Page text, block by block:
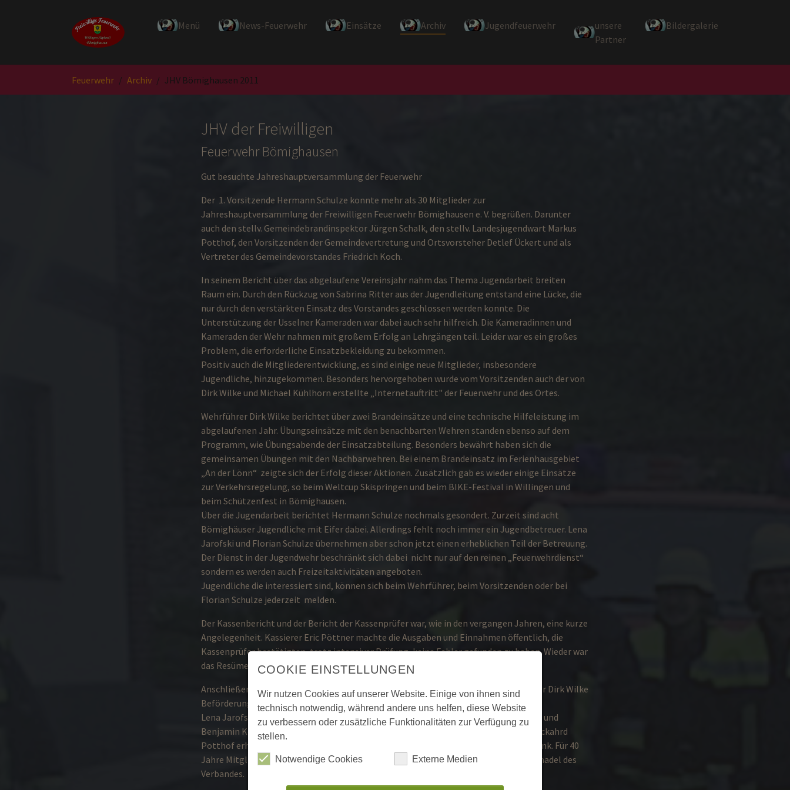
Menü
News-Feuerwehr Einsätze Archiv Jugendfeuerwehr
unsere
Partner
Bildergalerie
Feuerwehr Archiv JHV Bömighausen 2011
JHV der Freiwilligen
Feuerwehr Bömighausen
Gut besuchte Jahreshauptversammlung der Feuerwehr
Der 1. Vorsitzende Hermann Schulze konnte mehr als 30 Mitglieder zur
Jahreshauptversammlung der Freiwilligen Feuerwehr Bömighausen e. V. begrüßen. Darunter
auch den stellv. Gemeindebrandinspektor Jürgen Schalk, den stellv. Landesjugendwart Markus
Potthof, den Vorsitzenden der Gemeindevertretung und Ortsvorsteher Detlef Ückert und als
Vertreter des Gemeindevorstandes Friedrich Koch.
In seinem Bericht über das abgelaufene Vereinsjahr nahm das Thema Jugendarbeit breiten
Raum ein. Durch den Rückzug von Sabrina Ritter aus der Jugendleitung entstand eine Lücke, die
nur durch den verstärkten Einsatz des Vorstandes geschlossen werden konnte. Die
Unterstützung der Usselner Kameraden war dabei auch sehr hilfreich. Die Kameradinnen und
Kameraden der Wehr nahmen mit großem Erfolg an Lehrgängen teil. Leider war es ein großes
Problem, die erforderliche Einsatzbekleidung zu bekommen.
Positiv auch die Mitgliederentwicklung, es sind einige neue Mitglieder, insbesondere
Jugendliche, hinzugekommen. Besonders hervorgehoben wurde vom Vorsitzenden auch der von
Dirk Wilke und Michael Kühlhorn erstellte „Internetauftritt" der Feuerwehr und des Ortes.
Wehrführer Dirk Wilke berichtet über zwei Brandeinsätze und eine technische Hilfeleistung im
abgelaufenen Jahr. Übungseinsätze mit den benachbarten Wehren standen ebenso auf dem
Programm, wie Übungsabende der Einsatzabteilung. Besonders bewährt haben sich die
gemeinsamen Übungen mit den Nachbarwehren. Bei einem Brandeinsatz im Ferienhausgebiet
„An der Lönn“ zeigte sich der Erfolg dieser Aktionen. Zusätzlich gab es wieder einige Einsätze
zur Verkehrsregelung, so beim Weltcup Skispringen und beim BIKE-Festival in Willingen und
beim Schützenfest in Bömighausen.
Über die Jugendarbeit berichtet Hermann Schulze nochmals gesondert. Zurzeit sind acht
Bömighäuser Jugendliche mit Eifer dabei. Allerdings fehlt noch immer ein Jugendbetreuer. Lena
Jarofski und Florian Schulze übernehmen aber schon jetzt einen erheblichen Teil der Betreuung.
Der Dienst in der Jugendwehr beschränkt sich dabei nicht nur auf den reinen „Feuerwehrdienst“
sondern es werden auch Freizeitaktivitäten angeboten.
Jugendliche die interessiert sind, können sich beim Wehrführer, beim Vorsitzenden oder bei
Florian Schulze jederzeit melden.
Der Kassenbericht und der Bericht der Kassenprüfer war, wie in den vergangen Jahren, eine kurze
Angelegenheit. Kassierer Eric Pöttner machte die Ausgaben und Einnahmen öffentlich, die
Kassenprüfer bestätigten, trotz intensiver Prüfung, keine Fehler gefunden zu haben. Wieder war
das Resümee: „Die Kasse stimmt auf den Cent!“
Anschließend konnten stellv. Gemeindebrandinspektor Jürgen Schalk und Wehrführer Dirk Wilke
Beförderungen aussprechen, die nach Absolvierung von Lehrgängen möglich wurden.
Lena Jarofski und Silvia Pöttner wurden zur Feuerwehrfrau befördert. Florian Schulze und
Benjamin Koch zum Feuerwehrmann, Michael Kühlhorn zum Oberfeuerwehrmann. Eckahrd
Potthof erhielt für seine langjährige Tätigkeit im Vorstand ein Anerkennungsgeschenk. Für 40
Jahre Mitgliedschaft in der Feuerwehr erhielt Friedrich Koch eine Ehrenurkunde und -nadel des
Verbandes.
COOKIE EINSTELLUNGEN
Wir nutzen Cookies auf unserer Website. Einige von ihnen sind
technisch notwendig, während andere uns helfen, diese Website
zu verbessern oder zusätzliche Funktionalitäten zur Verfügung zu
stellen.
Notwendige Cookies Externe Medien